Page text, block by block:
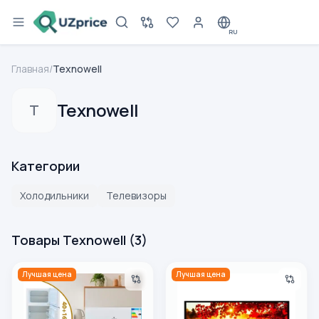
RU
Главная/Texnowell
T Texnowell
Категории
Холодильники Телевизоры
Товары Texnowell (3)
Холодильник Texnowell TWL-210, белый
Лучшая цена Телевизор Texnowell
Лучшая цена